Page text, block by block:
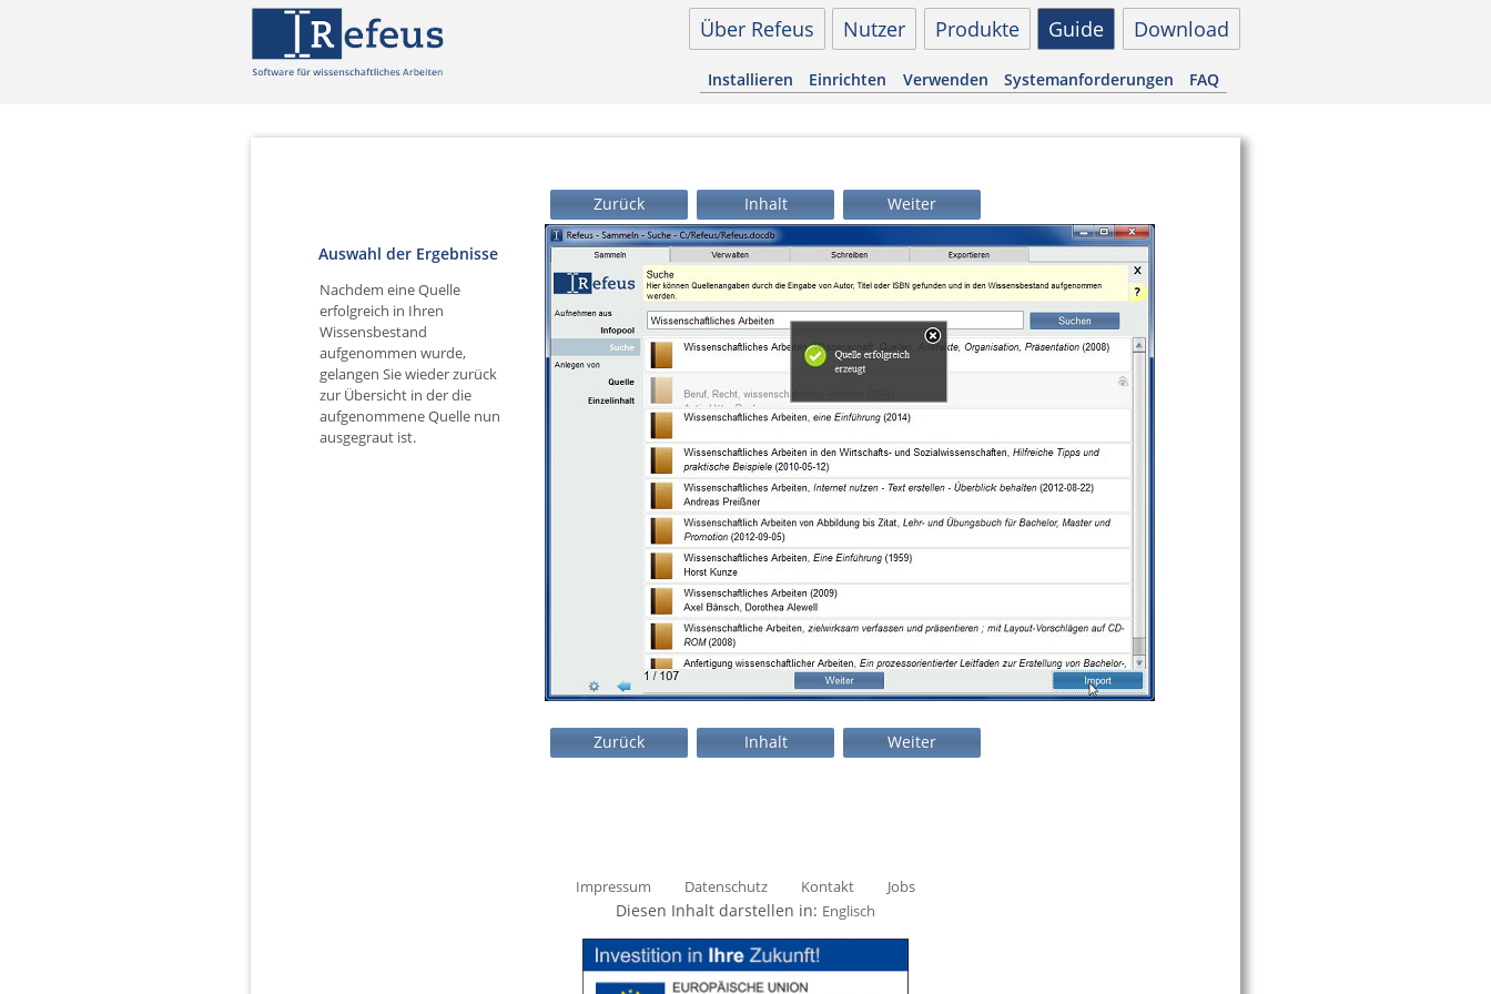
Download
Guide
Produkte
Nutzer
Über Refeus
FAQ
Systemanforderungen
Verwenden
Einrichten
Installieren
Weiter
Inhalt
Zurück
Auswahl der Ergebnisse
Nachdem eine Quelle
erfolgreich in Ihren
Wissensbestand
aufgenommen wurde,
gelangen Sie wieder zurück
zur Übersicht in der die
aufgenommene Quelle nun
ausgegraut ist.
Weiter
Inhalt
Zurück
Impressum Datenschutz Kontakt Jobs
Diesen Inhalt darstellen in: Englisch